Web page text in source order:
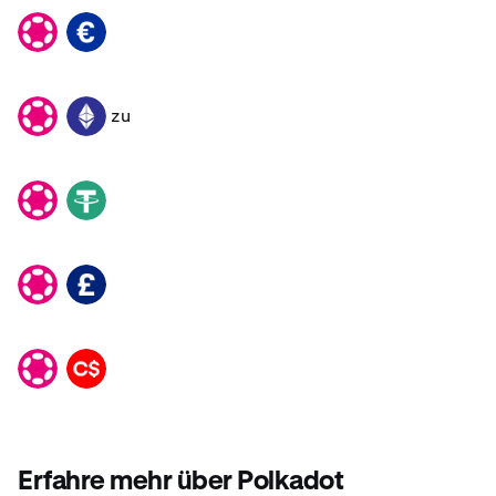
EUR
ETH zu
USDT
GBP
CAD
Erfahre mehr über Polkadot